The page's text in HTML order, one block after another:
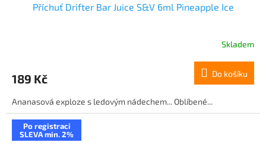
Příchuť Drifter Bar Juice S&V 6ml Pineapple Ice
Skladem
189 Kč Do košíku
Ananasová exploze s ledovým nádechem... Oblíbené...
Po registraci
SLEVA min. 2%